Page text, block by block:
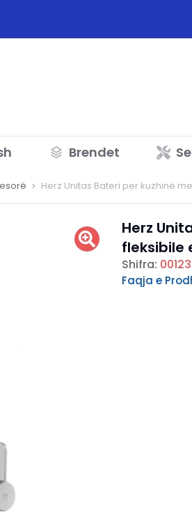
Brendet
Herz Unitas Bateri per kuzhinë
Herz
fleksibile
Shifra: 00123
Faqja e